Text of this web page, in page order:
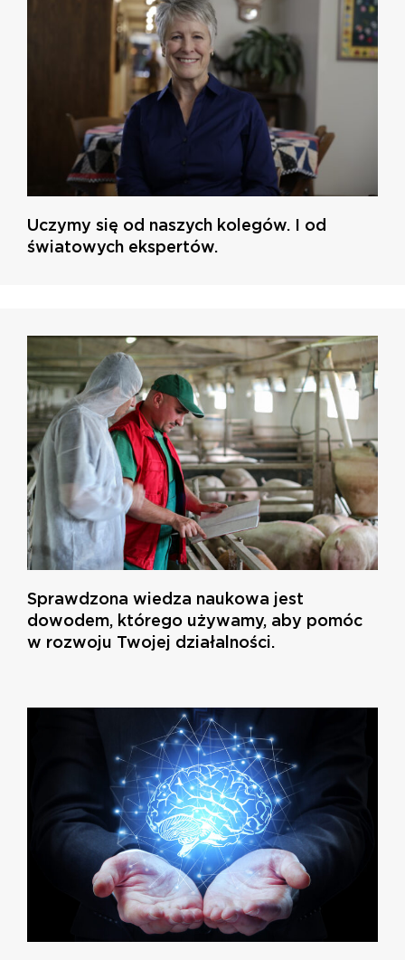
Uczymy się od naszych kolegów. I od
światowych ekspertów.
Sprawdzona wiedza naukowa jest
dowodem, którego używamy, aby pomóc
w rozwoju Twojej działalności.